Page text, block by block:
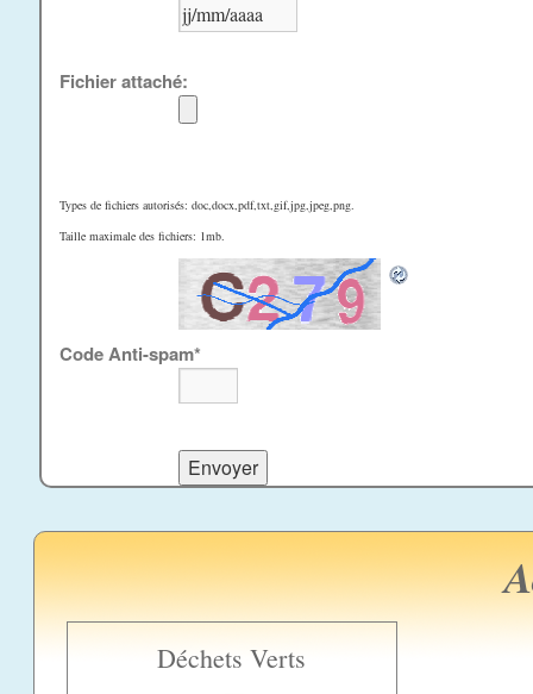
Fichier attaché:
Types de fichiers autorisés: doc,docx,pdf,txt,gif,jpg,jpeg,png.
Taille maximale des fichiers: 1mb.
Code Anti-spam*
Déchets Verts